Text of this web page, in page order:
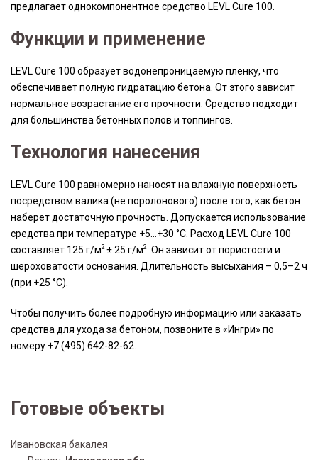
предлагает однокомпонентное средство LEVL Cure 100.
Функции и применение
LEVL Cure 100 образует водонепроницаемую пленку, что
обеспечивает полную гидратацию бетона. От этого зависит
нормальное возрастание его прочности. Средство подходит
для большинства бетонных полов и топпингов.
Технология нанесения
LEVL Cure 100 равномерно наносят на влажную поверхность
посредством валика (не поролонового) после того, как бетон
наберет достаточную прочность. Допускается использование
средства при температуре +5…+30 °С. Расход LEVL Cure 100
составляет 125 г/м2 ± 25 г/м2 . Он зависит от пористости и
шероховатости основания. Длительность высыхания – 0,5–2 ч
(при +25 °С).
Чтобы получить более подробную информацию или заказать
средства для ухода за бетоном, позвоните в «Ингри» по
номеру +7 (495) 642-82-62
Готовые объекты
Ивановская бакалея